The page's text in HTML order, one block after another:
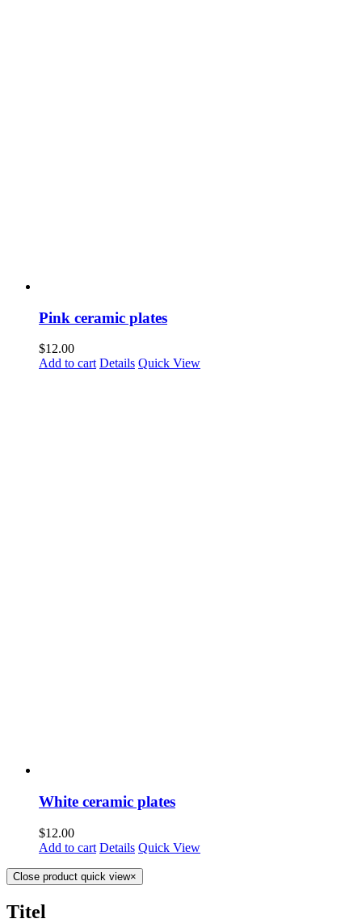
Pink ceramic plates
$12.00
Add to cart Details Quick View
White ceramic plates
$12.00
Add to cart Details Quick View
Close product quick view×
Titel